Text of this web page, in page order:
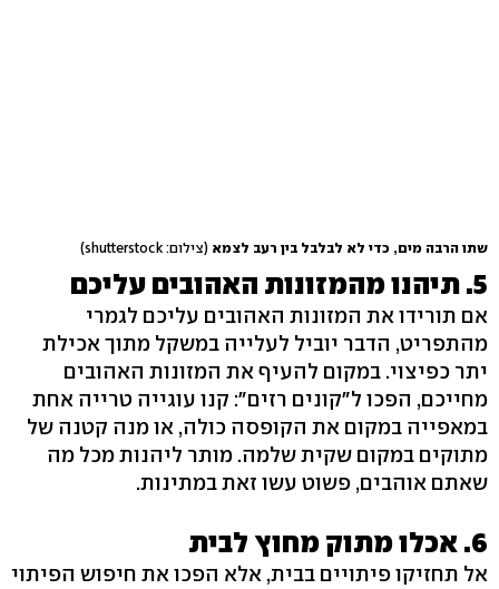
שתו הרבה מים, כדי לא לבלבל בין רעב לצמא (צילום: shutterstock)
5. תיהנו מהמזונות האהובים עליכם
אם תורידו את המזונות האהובים עליכם לגמרי
מהתפריט, הדבר יוביל לעלייה במשקל מתוך אכילת
יתר כפיצוי. במקום להעיף את המזונות האהובים
מחייכם, הפכו ל"קונים רזים": קנו עוגייה טרייה אחת
במאפייה במקום את הקופסה כולה, או מנה קטנה של
מתוקים במקום שקית שלמה. מותר ליהנות מכל מה
שאתם אוהבים, פשוט עשו זאת במתינות.
6. אכלו מתוק מחוץ לבית
אל תחזיקו פיתויים בבית, אלא הפכו את חיפוש הפיתוי